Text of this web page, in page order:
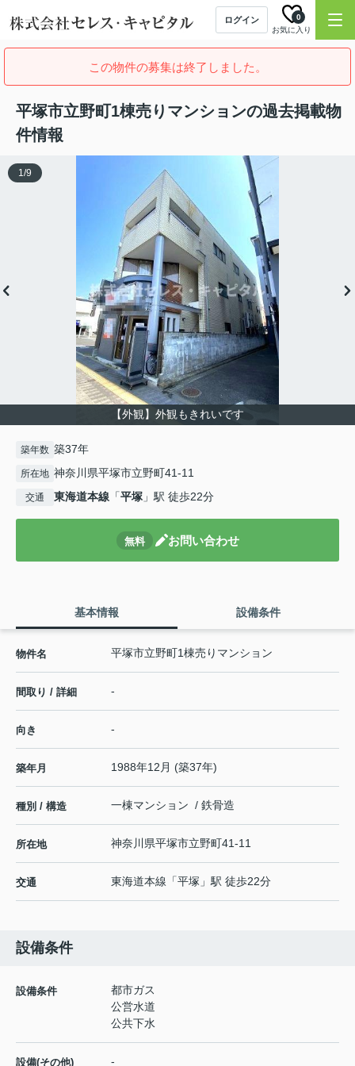
ログイン
お気に入り
0
この物件の募集は終了しました。
平塚市立野町1棟売りマンションの過去掲載物
件情報
【外観】外観もきれいです
1/9
築年数 築37年
所在地 神奈川県平塚市立野町41-11
交通 東海道本線 「平塚 」駅 徒歩22分
無料 お問い合わせ
基本情報 設備条件
物件名 平塚市立野町1棟売りマンション
間取り / 詳細 -
向き -
築年月 1988年12月 (築37年)
種別 / 構造 一棟マンション / 鉄骨造
所在地 神奈川県平塚市立野町41-11
交通 東海道本線 「平塚 」駅 徒歩22分
設備条件
設備条件
都市ガス
公営水道
公共下水
設備(その他) -